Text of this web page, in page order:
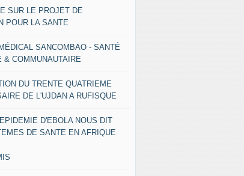
SUR LE PROJET DE
POUR LA SANTE
SANCOMBAO - SANTÉ
& COMMUNAUTAIRE
DU TRENTE QUATRIEME
DE L'UJDAN A RUFISQUE
D'EBOLA NOUS DIT
DE SANTE EN AFRIQUE